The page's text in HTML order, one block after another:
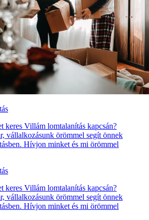
keres Villám lomtalanítás kapcsán?
vállalkozásunk örömmel segít önnek
Hívjon minket és mi örömmel
keres Villám lomtalanítás kapcsán?
vállalkozásunk örömmel segít önnek
Hívjon minket és mi örömmel